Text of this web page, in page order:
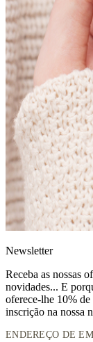
Newsletter
Receba as nossas
novidades... E
oferece-lhe 10% de
inscrição na nossa
ENDEREÇO DE